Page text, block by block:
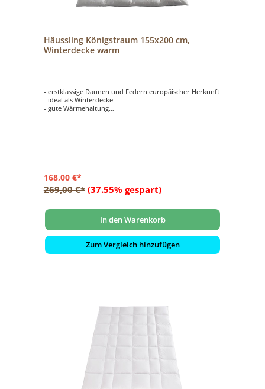
Häussling Königstraum 155x200 cm,
Winterdecke warm
- erstklassige Daunen und Federn europäischer Herkunft
- ideal als Winterdecke
- gute Wärmehaltung
168,00 €*
269,00 €* (37.55% gespart)
In den Warenkorb
Zum Vergleich hinzufügen